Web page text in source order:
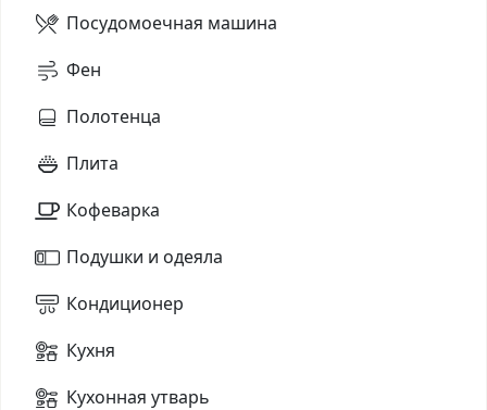
Посудомоечная машина
Фен
Полотенца
Плита
Кофеварка
Подушки и одеяла
Кондиционер
Кухня
Кухонная утварь